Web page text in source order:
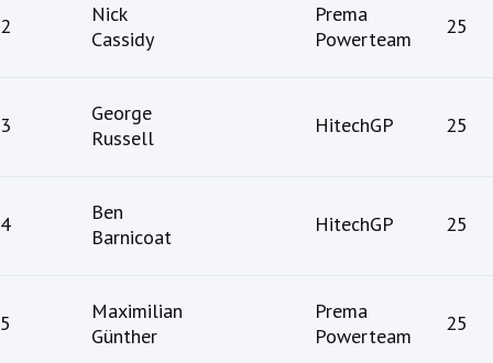
2
Nick
Cassidy
Prema
Powerteam
25
3
George
Russell
HitechGP 25
4
Ben
Barnicoat
HitechGP 25
5
Maximilian
Günther
Prema
Powerteam
25